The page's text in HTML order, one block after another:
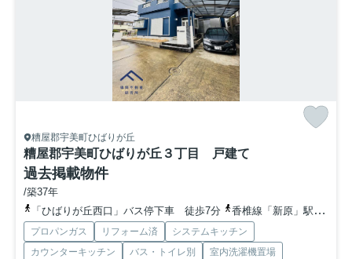
糟屋郡宇美町ひばりが丘
糟屋郡宇美町ひばりが丘３丁目 戸建て
過去掲載物件
/築37年
「ひばりが丘西口」バス停下車 徒歩7分
香椎線「新原」駅 徒歩48分
プロパンガス リフォーム済
システムキッチン
カウンターキッチン
バス・トイレ別
室内洗濯機置場